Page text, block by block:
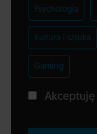
Psychologia
Kultura i sztuka
Gaming
Akceptuję